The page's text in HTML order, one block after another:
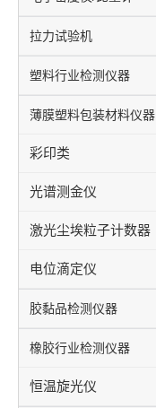
拉力试验机
塑料行业检测仪器
薄膜塑料包装材料仪器
彩印类
光谱测金仪
激光尘埃粒子计数器
电位滴定仪
胶黏品检测仪器
橡胶行业检测仪器
恒温旋光仪